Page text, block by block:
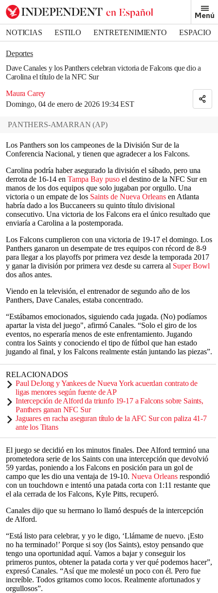
Menú
NOTICIAS ESTILO ENTRETENIMIENTO
ESPACIO
DEPORTES
Deportes
Dave Canales y los Panthers celebran victoria de Falcons que dio a
Carolina el título de la NFC Sur
Maura Carey
Domingo, 04 de enero de 2026 19:34 EST
Bookmark popover
Removed from bookmarks
Close popover
PANTHERS-AMARRAN (AP)
Los Panthers son los campeones de la División Sur de la
Conferencia Nacional, y tienen que agradecer a los Falcons.
Carolina podría haber asegurado la división el sábado, pero una
derrota de 16-14 en Tampa Bay puso el destino de la NFC Sur en
manos de los dos equipos que solo jugaban por orgullo. Una
victoria o un empate de los Saints de Nueva Orleans en Atlanta
habría dado a los Buccaneers su quinto título divisional
consecutivo. Una victoria de los Falcons era el único resultado que
enviaría a Carolina a la postemporada.
Los Falcons cumplieron con una victoria de 19-17 el domingo. Los
Panthers ganaron un desempate de tres equipos con récord de 8-9
para llegar a los playoffs por primera vez desde la temporada 2017
y ganar la división por primera vez desde su carrera al Super Bowl
dos años antes.
Viendo en la televisión, el entrenador de segundo año de los
Panthers, Dave Canales, estaba concentrado.
“Estábamos emocionados, siguiendo cada jugada. (No) podíamos
apartar la vista del juego", afirmó Canales. “Solo el giro de los
eventos, no esperaría menos de este enfrentamiento. Jugando
contra los Saints y conociendo el tipo de fútbol que han estado
jugando al final, y los Falcons realmente están juntando las piezas”.
RELACIONADOS
Paul DeJong y Yankees de Nueva York acuerdan contrato de
ligas menores según fuente de AP
Intercepción de Alford da triunfo 19-17 a Falcons sobre Saints,
Panthers ganan NFC Sur
Jaguares en racha aseguran título de la AFC Sur con paliza 41-7
ante los Titans
El juego se decidió en los minutos finales. Dee Alford terminó una
prometedora serie de los Saints con una intercepción que devolvió
59 yardas, poniendo a los Falcons en posición para un gol de
campo que les dio una ventaja de 19-10. Nueva Orleans respondió
con un touchdown e intentó una patada corta con 1:11 restante que
el ala cerrada de los Falcons, Kyle Pitts, recuperó.
Canales dijo que su hermano lo llamó después de la intercepción
de Alford.
“Está listo para celebrar, y yo le digo, ‘Llámame de nuevo. ¡Esto
no ha terminado!’ Porque si soy (los Saints), estoy pensando que
tengo una oportunidad aquí. Vamos a bajar y conseguir los
primeros puntos, obtener la patada corta y ver qué podemos hacer”,
expresó Canales. “Así que me molesté un poco con él. Pero fue
increíble. Todos gritamos como locos. Realmente afortunados y
orgullosos”.